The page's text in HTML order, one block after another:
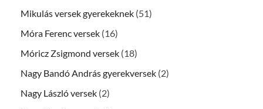
Mikulás versek gyerekeknek (51)
Móra Ferenc versek (16)
Móricz Zsigmond versek (18)
Nagy Bandó András gyerekversek (2)
Nagy László versek (2)